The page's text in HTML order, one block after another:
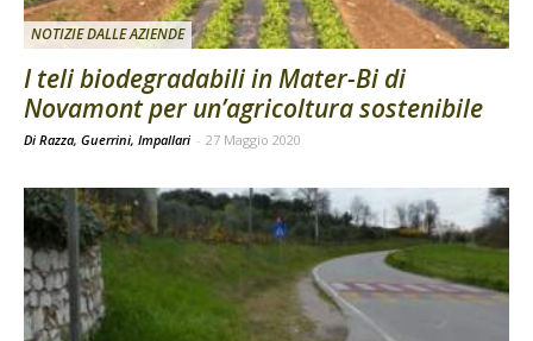
NOTIZIE DALLE AZIENDE
I teli biodegradabili in Mater-Bi di
Novamont per un’agricoltura sostenibile
Di Razza, Guerrini, Impallari - 27 Maggio 2020